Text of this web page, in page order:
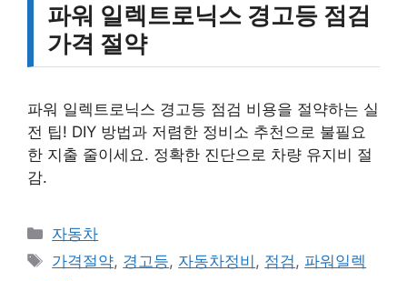
파워 일렉트로닉스 경고등 점검
가격 절약
파워 일렉트로닉스 경고등 점검 비용을 절약하는 실
전 팁! DIY 방법과 저렴한 정비소 추천으로 불필요
한 지출 줄이세요. 정확한 진단으로 차량 유지비 절
감.
카
테
자동차
태
가격절약, 경고등, 자동차정비 , 점검, 파워일렉